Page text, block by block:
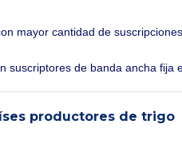
mayor cantidad de
suscriptores de banda ancha fija
productores de trigo